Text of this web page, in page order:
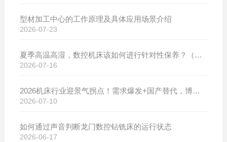
型材加工中心的工作原理及具体应用场景介绍
2026-07-23
夏季高温高湿，数控机床该如何进行针对性保养？（附冬夏维保异同对比）
2026-07-16
2026机床行业迎景气拐点！需求爆发+国产替代，博斯曼数控设备产销两旺发货忙
2026-07-10
如何通过声音判断龙门数控钻铣床的运行状态
2026-06-17